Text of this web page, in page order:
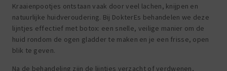
Kraaienpootjes ontstaan vaak door veel lachen, knijpen en
natuurlijke huidveroudering. Bij DokterEs behandelen we deze
lijntjes effectief met botox: een snelle, veilige manier om de
huid rondom de ogen gladder te maken en je een frisse, open
blik te geven.
Na de behandeling zijn de lijntjes verzacht of verdwenen,